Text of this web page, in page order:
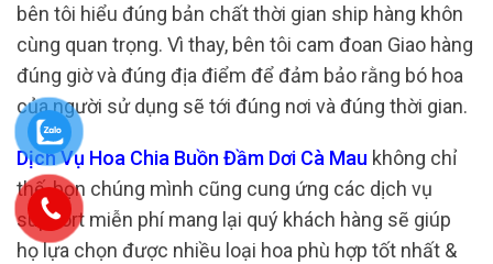
bên tôi hiểu đúng bản chất thời gian ship hàng khôn
cùng quan trọng. Vì thay, bên tôi cam đoan Giao hàng
đúng giờ và đúng địa điểm để đảm bảo rằng bó hoa
của người sử dụng sẽ tới đúng nơi và đúng thời gian.
Dịch Vụ Hoa Chia Buồn Đầm Dơi Cà Mau không chỉ
thế, bọn chúng mình cũng cung ứng các dịch vụ
support miễn phí mang lại quý khách hàng sẽ giúp
họ lựa chọn được nhiều loại hoa phù hợp tốt nhất &